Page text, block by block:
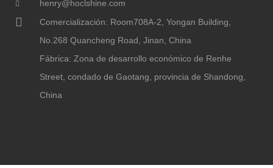
henry@hoclshine.com
Comercialización: Room708A-2, Yongan Building,
No.268 Quancheng Road, Jinan, China
Fábrica: Zona de desarrollo económico de Renhe
Street, condado de Gaotang, provincia de Shandong,
China